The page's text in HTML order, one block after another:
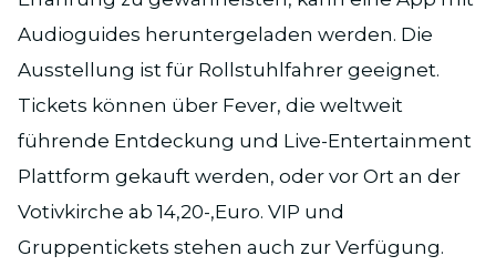
Audioguides heruntergeladen werden. Die
Ausstellung ist für Rollstuhlfahrer geeignet.
Tickets können über Fever, die weltweit
führende Entdeckung und Live-Entertainment
Plattform gekauft werden, oder vor Ort an der
Votivkirche ab 14,20-,Euro. VIP und
Gruppentickets stehen auch zur Verfügung.